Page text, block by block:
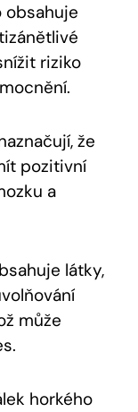
obsahuje
riziko
že⁤
pozitivní
a
⁢látky,
⁢může
horkého